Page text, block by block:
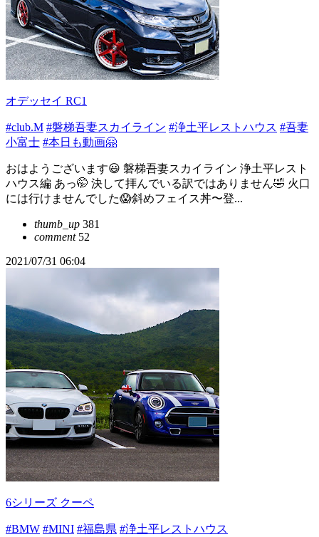
オデッセイ RC1
#club.M #磐梯吾妻スカイライン #浄土平レストハウス #吾妻
小富士 #本日も動画🤗
おはようございます😃 磐梯吾妻スカイライン 浄土平レスト
ハウス編 あっ🤭 決して拝んでいる訳ではありません🤣 火口
には行けませんでした😱斜めフェイス丼〜登...
thumb_up 381
comment52
2021/07/31 06:04
6シリーズ クーペ
#BMW #MINI #福島県 #浄土平レストハウス